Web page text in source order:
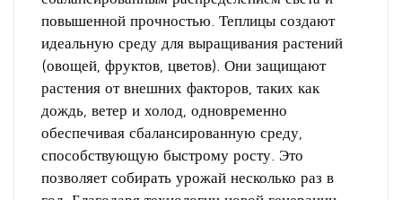
повышенной прочностью. Теплицы создают
идеальную среду для выращивания растений
(овощей, фруктов, цветов). Они защищают
растения от внешних факторов, таких как
дождь, ветер и холод, одновременно
обеспечивая сбалансированную среду,
способствующую быстрому росту. Это
позволяет собирать урожай несколько раз в